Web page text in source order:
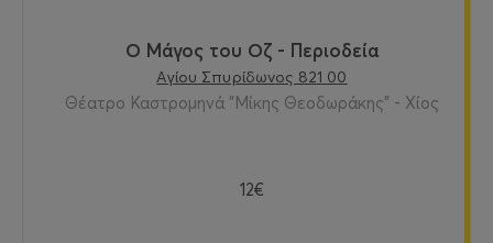
Ο Μάγος του Οζ - Περιοδεία
Αγίου Σπυρίδωνος 821 00
Θέατρο Καστρομηνά "Μίκης Θεοδωράκης" - Χίος
12€